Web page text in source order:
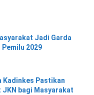
Jadi Garda
2029
Kadinkes Pastikan
bagi Masyarakat